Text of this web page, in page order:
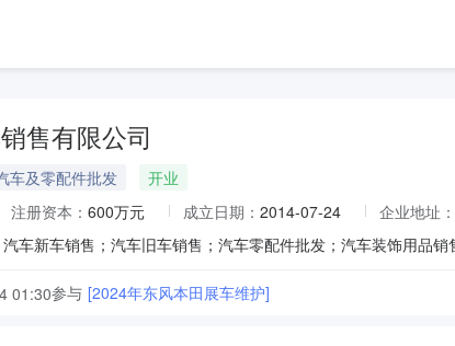
售有限公司
车及零配件批发
开业
注册资本： 600万元 成立日期： 2014-07-24 企业地址：
01:30参与 [2024年东风本田展车维护]